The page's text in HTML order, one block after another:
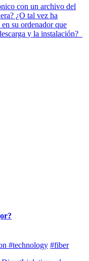
con un archivo del
¿O tal vez ha
su ordenador que
y la instalación?
#technology #fiber